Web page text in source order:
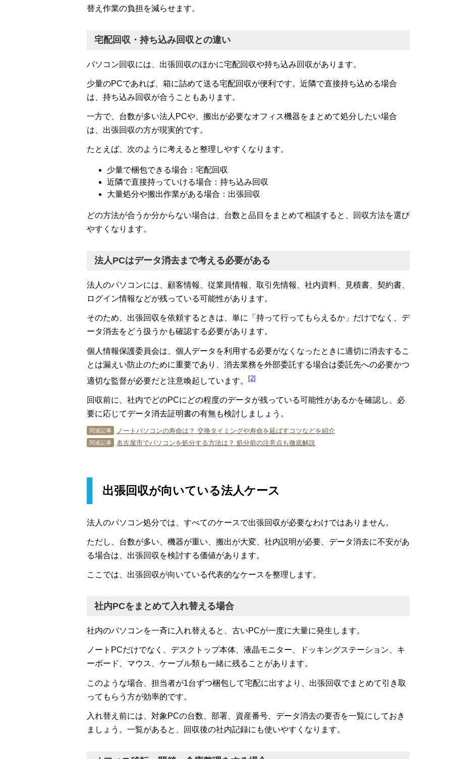
替え作業の負担を減らせます。
宅配回収・持ち込み回収との違い
パソコン回収には、出張回収のほかに宅配回収や持ち込み回収があります。
少量のPCであれば、箱に詰めて送る宅配回収が便利です。近隣で直接持ち込める場合
は、持ち込み回収が合うこともあります。
一方で、台数が多い法人PCや、搬出が必要なオフィス機器をまとめて処分したい場合
は、出張回収の方が現実的です。
たとえば、次のように考えると整理しやすくなります。
少量で梱包できる場合：宅配回収
近隣で直接持っていける場合：持ち込み回収
大量処分や搬出作業がある場合：出張回収
どの方法が合うか分からない場合は、台数と品目をまとめて相談すると、回収方法を選び
やすくなります。
法人PCはデータ消去まで考える必要がある
法人のパソコンには、顧客情報、従業員情報、取引先情報、社内資料、見積書、契約書、
ログイン情報などが残っている可能性があります。
そのため、出張回収を依頼するときは、単に「持って行ってもらえるか」だけでなく、デ
ータ消去をどう扱うかも確認する必要があります。
個人情報保護委員会は、個人データを利用する必要がなくなったときに適切に消去するこ
とは漏えい防止のために重要であり、消去業務を外部委託する場合は委託先への必要かつ
適切な監督が必要だと注意喚起しています。
[2]
回収前に、社内でどのPCにどの程度のデータが残っている可能性があるかを確認し、必
要に応じてデータ消去証明書の有無も検討しましょう。
関連記事 ノートパソコンの寿命は？ 交換タイミングや寿命を延ばすコツなどを紹介
関連記事 名古屋市でパソコンを処分する方法は？ 処分前の注意点も徹底解説
出張回収が向いている法人ケース
法人のパソコン処分では、すべてのケースで出張回収が必要なわけではありません。
ただし、台数が多い、機器が重い、搬出が大変、社内説明が必要、データ消去に不安があ
る場合は、出張回収を検討する価値があります。
ここでは、出張回収が向いている代表的なケースを整理します。
社内PCをまとめて入れ替える場合
社内のパソコンを一斉に入れ替えると、古いPCが一度に大量に発生します。
ノートPCだけでなく、デスクトップ本体、液晶モニター、ドッキングステーション、キ
ーボード、マウス、ケーブル類も一緒に残ることがあります。
このような場合、担当者が1台ずつ梱包して宅配に出すより、出張回収でまとめて引き取
ってもらう方が効率的です。
入れ替え前には、対象PCの台数、部署、資産番号、データ消去の要否を一覧にしておき
ましょう。一覧があると、回収後の社内記録にも使いやすくなります。